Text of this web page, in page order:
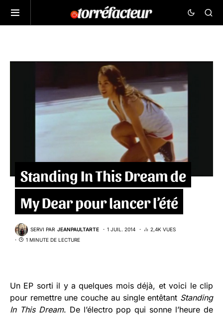
Standing In This Dream de
My Dear pour lancer l’été
SERVI PAR JEANPAULTARTE 1 JUIL. 2014
2,4K VUES
1 MINUTE DE LECTURE
Un EP sorti il y a quelques mois déjà, et voici le clip
pour remettre une couche au single entêtant Standing
In This Dream. De l’électro pop qui sonne l’heure de